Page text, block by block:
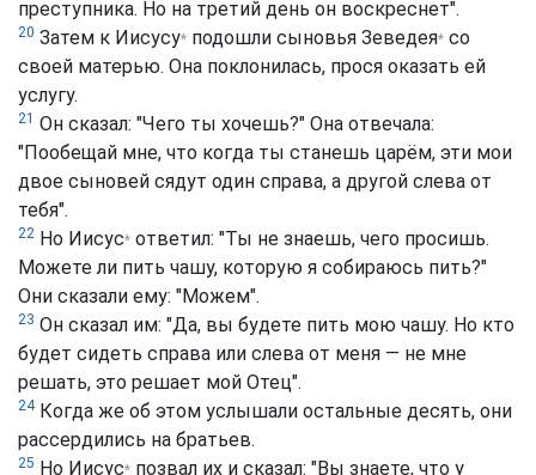
преступника. Но на третий день он воскреснет".
20 Затем к Иисусу* подошли сыновья Зеведея* со
своей матерью. Она поклонилась, прося оказать ей
услугу.
21 Он сказал: "Чего ты хочешь?" Она отвечала:
"Пообещай мне, что когда ты станешь царём, эти мои
двое сыновей сядут один справа, а другой слева от
тебя".
22 Но Иисус* ответил: "Ты не знаешь, чего просишь.
Можете ли пить чашу, которую я собираюсь пить?"
Они сказали ему: "Можем".
23 Он сказал им: "Да, вы будете пить мою чашу. Но кто
будет сидеть справа или слева от меня — не мне
решать, это решает мой Отец".
24Когда же об этом услышали остальные десять, они
рассердились на братьев.
25 Но Иисус* позвал их и сказал: "Вы знаете, что у